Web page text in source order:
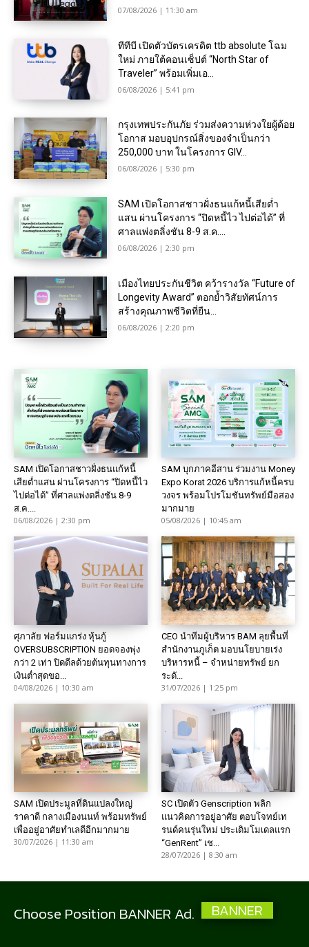
07/08/2026 | 11:30 am
ทีทีบี เปิดตัวบัตรเครดิต ttb absolute โฉม
ใหม่ ภายใต้คอนเซ็ปต์ “North Star of
Traveler” พร้อมเพิ่มเอ...
06/08/2026 | 5:41 pm
กรุงเทพประกันภัย ร่วมส่งความห่วงใยผู้ด้อย
โอกาส มอบอุปกรณ์สิ่งของจำเป็นกว่า
250,000 บาท ในโครงการ GIV...
06/08/2026 | 5:30 pm
SAM เปิดโอกาสชาวฝั่งธนแก้หนี้เสียต่ำ
แสน ผ่านโครงการ “ปิดหนี้ไว ไปต่อได้” ที่
ศาลแพ่งตลิ่งชัน 8-9 ส.ค....
06/08/2026 | 2:30 pm
เมืองไทยประกันชีวิต คว้ารางวัล “Future of
Longevity Award” ตอกย้ำวิสัยทัศน์การ
สร้างคุณภาพชีวิตที่ยืน...
06/08/2026 | 2:20 pm
SAM เปิดโอกาสชาวฝั่งธนแก้หนี้
เสียต่ำแสน ผ่านโครงการ “ปิดหนี้ไว
ไปต่อได้” ที่ศาลแพ่งตลิ่งชัน 8-9
ส.ค....
06/08/2026 | 2:30 pm
SAM บุกภาคอีสาน ร่วมงาน Money
Expo Korat 2026 บริการแก้หนี้ครบ
วงจร พร้อมโปรโมชันทรัพย์มือสอง
มากมาย
05/08/2026 | 10:45 am
ศุภาลัย ฟอร์มแกร่ง หุ้นกู้
OVERSUBSCRIPTION ยอดจองพุ่ง
กว่า 2 เท่า ปิดดีลด้วยต้นทุนทางการ
เงินต่ำสุดขอ...
04/08/2026 | 10:30 am
CEO นำทีมผู้บริหาร BAM ลุยพื้นที่
สำนักงานภูเก็ต มอบนโยบายเร่ง
บริหารหนี้ – จำหน่ายทรัพย์ ยก
ระดั...
31/07/2026 | 1:25 pm
SAM เปิดประมูลที่ดินแปลงใหญ่
ราคาดี กลางเมืองนนท์ พร้อมทรัพย์
เพื่ออยู่อาศัยทำเลดีอีกมากมาย
30/07/2026 | 11:30 am
SC เปิดตัว Genscription พลิก
แนวคิดการอยู่อาศัย ตอบโจทย์เท
รนด์คนรุ่นใหม่ ประเดิมโมเดลแรก
“GenRent” เช...
28/07/2026 | 8:30 am
Choose Position BANNER Ad. BANNER